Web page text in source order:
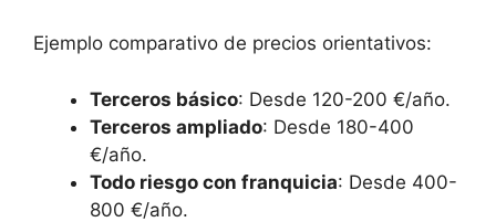
Ejemplo comparativo de precios orientativos:
Terceros básico: Desde 120-200 €/año.
Terceros ampliado: Desde 180-400
€/año.
Todo riesgo con franquicia: Desde 400-
800 €/año.